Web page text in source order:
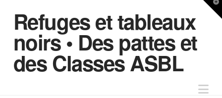
Refuges et tableaux
noirs • Des pattes et
des Classes ASBL